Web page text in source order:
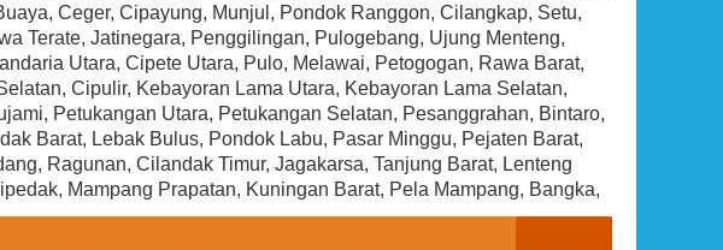
Ceger, Cipayung, Munjul, Pondok Ranggon, Cilangkap, Setu,
Terate, Jatinegara, Penggilingan, Pulogebang, Ujung Menteng,
Utara, Cipete Utara, Pulo, Melawai, Petogogan, Rawa Barat,
Cipulir, Kebayoran Lama Utara, Kebayoran Lama Selatan,
Petukangan Utara, Petukangan Selatan, Pesanggrahan, Bintaro,
Barat, Lebak Bulus, Pondok Labu, Pasar Minggu, Pejaten Barat,
Ragunan, Cilandak Timur, Jagakarsa, Tanjung Barat, Lenteng
Mampang Prapatan, Kuningan Barat, Pela Mampang, Bangka,
PowerFlo Matrix 1.5 HP
Swimming Pool Pump
CS)
Hayward SP0714T VariFlo Top-Mount
Control Value, Black
Rp (Hubungi CS)